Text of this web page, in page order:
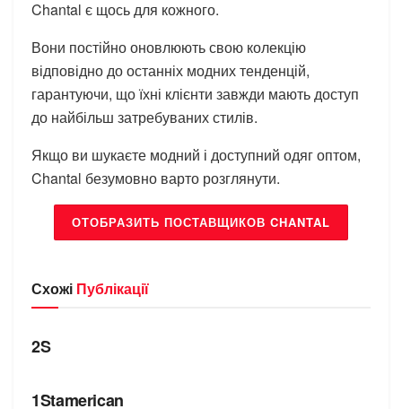
Chantal є щось для кожного.
Вони постійно оновлюють свою колекцію
відповідно до останніх модних тенденцій,
гарантуючи, що їхні клієнти завжди мають доступ
до найбільш затребуваних стилів.
Якщо ви шукаєте модний і доступний одяг оптом,
Chantal безумовно варто розглянути.
ОТОБРАЗИТЬ ПОСТАВЩИКОВ CHANTAL
Схожі Публікації
БРЕНДИ
2S
1Stamerican